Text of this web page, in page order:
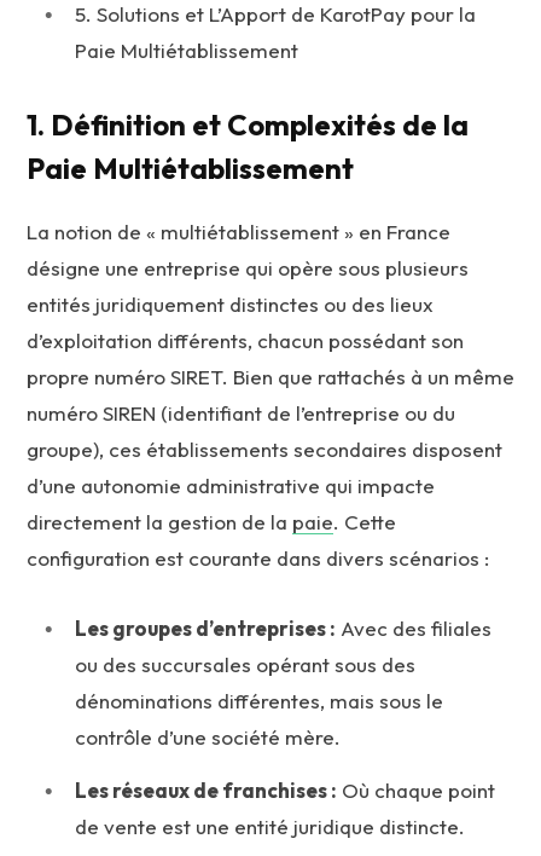
5. Solutions et L’Apport de KarotPay pour la
Paie Multiétablissement
1. Définition et Complexités de la
Paie Multiétablissement
La notion de « multiétablissement » en France
désigne une entreprise qui opère sous plusieurs
entités juridiquement distinctes ou des lieux
d’exploitation différents, chacun possédant son
propre numéro SIRET. Bien que rattachés à un même
numéro SIREN (identifiant de l’entreprise ou du
groupe), ces établissements secondaires disposent
d’une autonomie administrative qui impacte
directement la gestion de la paie. Cette
configuration est courante dans divers scénarios :
Les groupes d’entreprises : Avec des filiales
ou des succursales opérant sous des
dénominations différentes, mais sous le
contrôle d’une société mère.
Les réseaux de franchises : Où chaque point
de vente est une entité juridique distincte.